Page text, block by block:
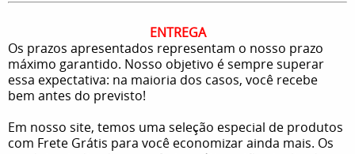
ENTREGA
Os prazos apresentados representam o nosso prazo
máximo garantido. Nosso objetivo é sempre superar
essa expectativa: na maioria dos casos, você recebe
bem antes do previsto!
Em nosso site, temos uma seleção especial de produtos
com Frete Grátis para você economizar ainda mais. Os